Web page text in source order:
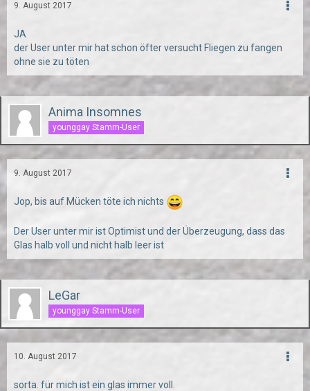
9. August 2017
JA
der User unter mir hat schon öfter versucht Fliegen zu fangen
ohne sie zu töten
Anima Insomnes
younggay Stamm-User
9. August 2017
Jop, bis auf Mücken töte ich nichts
Der User unter mir ist Optimist und der Überzeugung, dass das
Glas halb voll und nicht halb leer ist
LeGar
younggay Stamm-User
10. August 2017
sorta. für mich ist ein glas immer voll.